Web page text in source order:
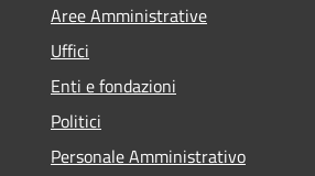
Aree Amministrative
Uffici
Enti e fondazioni
Politici
Personale Amministrativo